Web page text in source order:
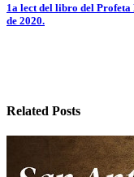
entradas
1a lect del libro del Profeta
de 2020.
Related Posts